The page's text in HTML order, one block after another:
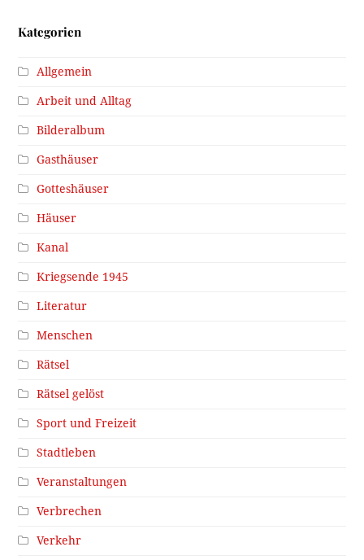
Kategorien
Allgemein
Arbeit und Alltag
Bilderalbum
Gasthäuser
Gotteshäuser
Häuser
Kanal
Kriegsende 1945
Literatur
Menschen
Rätsel
Rätsel gelöst
Sport und Freizeit
Stadtleben
Veranstaltungen
Verbrechen
Verkehr